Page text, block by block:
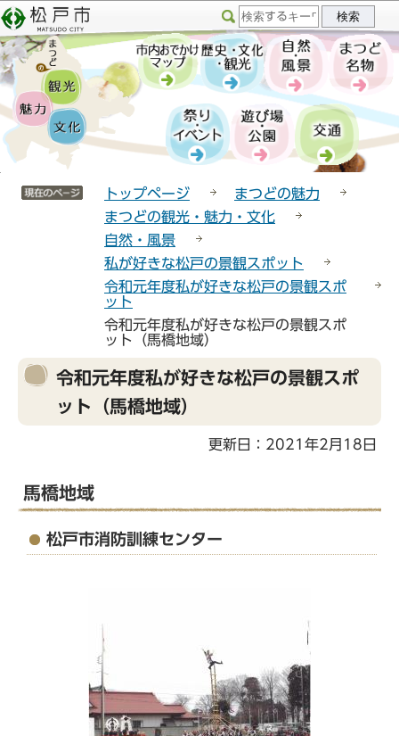
こ
の
ペ
ー
ジ
の
先
サ
イ
ト
メ
ニ
ュ
ー
このページの本文へ移動
サイトメニューここまで
トップページ
まつどの魅力
まつどの観光・魅力・文化
自然・風景
私が好きな松戸の景観スポット
令和元年度私が好きな松戸の景観スポ
ット
令和元年度私が好きな松戸の景観スポ
ット（馬橋地域）
本
文
令和元年度私が好きな松戸の景観スポ
ット（馬橋地域）
更新日：2021年2月18日
馬橋地域
松戸市消防訓練センター